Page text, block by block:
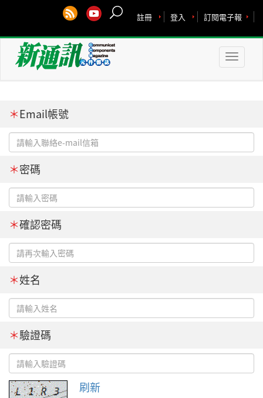
訂閱電子報
登入
註冊
Toggle
＊Email帳號
＊密碼
＊確認密碼
＊姓名
＊驗證碼
刷新